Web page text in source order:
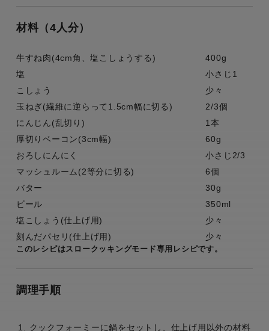
材料（4人分）
牛すね肉(4cm角、塩こしょうする)
400g
塩
小さじ1
こしょう
少々
玉ねぎ(繊維に逆らって1.5cm幅に切る)
2/3個
にんじん(乱切り)
1本
厚切りベーコン(3cm幅)
60g
おろしにんにく
小さじ2/3
マッシュルーム(2等分に切る)
6個
バター
30g
ビール
350ml
塩こしょう(仕上げ用)
少々
刻んだパセリ(仕上げ用)
少々
このレシピはスロークッキングモード専用レシピです。
調理手順
クックフォーミーに鍋をセットし、仕上げ用以外の材料